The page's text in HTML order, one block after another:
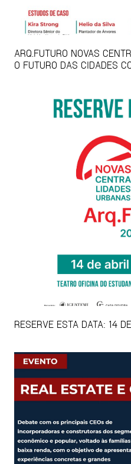
ARQ.FUTURO NOVAS
O FUTURO DAS CIDADES
RESERVE ESTA DATA: 14